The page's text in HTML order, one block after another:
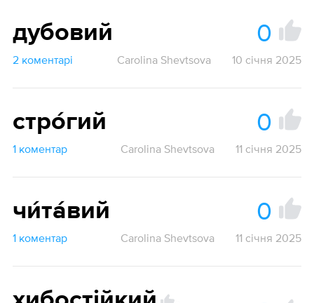
дубовий 0
2 коментарі Carolina Shevtsova 10 січня 2025
стро́гий 0
1 коментар Carolina Shevtsova 11 січня 2025
чи́та́вий 0
1 коментар Carolina Shevtsova 11 січня 2025